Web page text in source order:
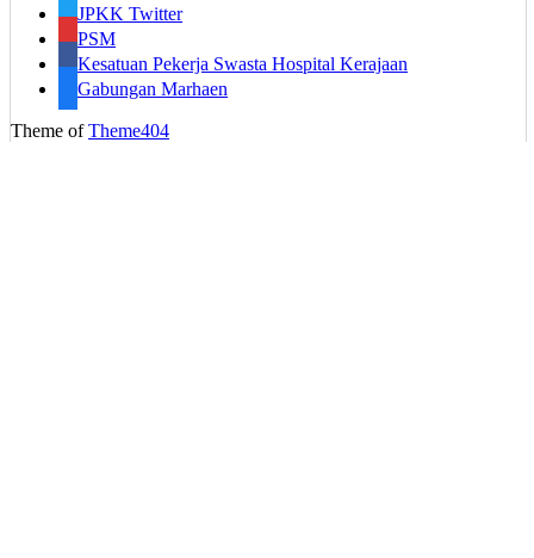
JPKK Twitter
PSM
Kesatuan Pekerja Swasta Hospital Kerajaan
Gabungan Marhaen
Theme ofTheme404